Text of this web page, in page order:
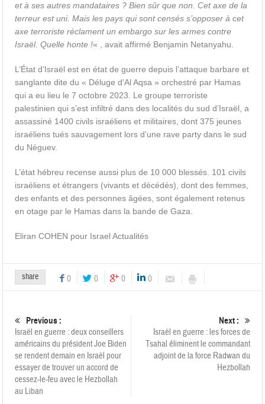
et à ses autres mandataires ? Bien sûr que non. Cet axe de la
terreur est uni. Mais les pays qui sont censés s’opposer à cet
axe terroriste réclament un embargo sur les armes contre
Israël. Quelle honte !« , avait affirmé Benjamin Netanyahu.
L’État d’Israël est en état de guerre depuis l’attaque barbare et
sanglante dite du « Déluge d’Al Aqsa » orchestré par Hamas
qui a eu lieu le 7 octobre 2023. Le groupe terroriste
palestinien qui s’est infiltré dans des localités du sud d’Israël, a
assassiné 1400 civils israéliens et militaires, dont 375 jeunes
israéliens tués sauvagement lors d’une rave party dans le sud
du Néguev.
L’état hébreu recense aussi plus de 10 000 blessés. 101 civils
israéliens et étrangers (vivants et décédés), dont des femmes,
des enfants et des personnes âgées, sont également retenus
en otage par le Hamas dans la bande de Gaza.
Eliran COHEN pour Israel Actualités
share 0 0 0 0
Previous :
Israël en guerre : deux conseillers
américains du président Joe Biden
se rendent demain en Israël pour
essayer de trouver un accord de
cessez-le-feu avec le Hezbollah
au Liban
Next :
Israël en guerre : les forces de
Tsahal éliminent le commandant
adjoint de la force Radwan du
Hezbollah